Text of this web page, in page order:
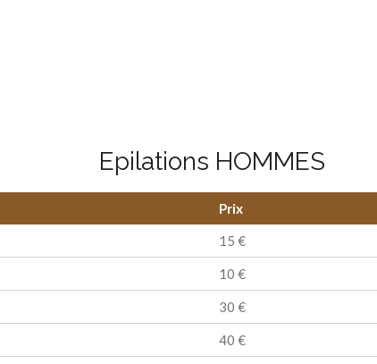
Epilations HOMMES
Prix
15 €
10 €
30 €
40 €